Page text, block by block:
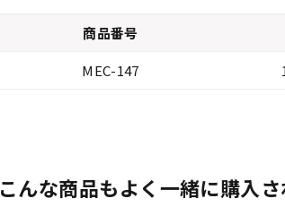
商品番号
MEC-147
こんな商品もよく一緒に購入